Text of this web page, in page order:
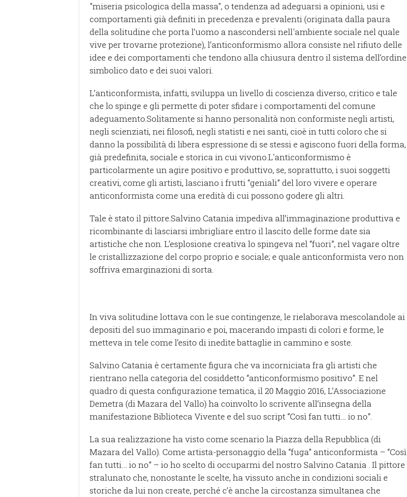
"miseria psicologica della massa", o tendenza ad adeguarsi a opinioni, usi e
comportamenti già definiti in precedenza e prevalenti (originata dalla paura
della solitudine che porta l’uomo a nascondersi nell'ambiente sociale nel quale
vive per trovarne protezione), l’anticonformismo allora consiste nel rifiuto delle
idee e dei comportamenti che tendono alla chiusura dentro il sistema dell’ordine
simbolico dato e dei suoi valori.
L’anticonformista, infatti, sviluppa un livello di coscienza diverso, critico e tale
che lo spinge e gli permette di poter sfidare i comportamenti del comune
adeguamento.Solitamente si hanno personalità non conformiste negli artisti,
negli scienziati, nei filosofi, negli statisti e nei santi, cioè in tutti coloro che si
danno la possibilità di libera espressione di se stessi e agiscono fuori della forma,
già predefinita, sociale e storica in cui vivono.L'anticonformismo è
particolarmente un agire positivo e produttivo, se, soprattutto, i suoi soggetti
creativi, come gli artisti, lasciano i frutti “geniali” del loro vivere e operare
anticonformista come una eredità di cui possono godere gli altri.
Tale è stato il pittore.Salvino Catania impediva all’immaginazione produttiva e
ricombinante di lasciarsi imbrigliare entro il lascito delle forme date sia
artistiche che non. L’esplosione creativa lo spingeva nel “fuori”, nel vagare oltre
le cristallizzazione del corpo proprio e sociale; e quale anticonformista vero non
soffriva emarginazioni di sorta.
In viva solitudine lottava con le sue contingenze, le rielaborava mescolandole ai
depositi del suo immaginario e poi, macerando impasti di colori e forme, le
metteva in tele come l’esito di inedite battaglie in cammino e soste.
Salvino Catania è certamente figura che va incorniciata fra gli artisti che
rientrano nella categoria del cosiddetto “anticonformismo positivo”. E nel
quadro di questa configurazione tematica, il 20 Maggio 2016, L’Associazione
Demetra (di Mazara del Vallo) ha coinvolto lo scrivente all’insegna della
manifestazione Biblioteca Vivente e del suo script “Così fan tutti… io no”.
La sua realizzazione ha visto come scenario la Piazza della Repubblica (di
Mazara del Vallo). Come artista-personaggio della “fuga” anticonformista – “Così
fan tutti… io no” – io ho scelto di occuparmi del nostro Salvino Catania . Il pittore
stralunato che, nonostante le scelte, ha vissuto anche in condizioni sociali e
storiche da lui non create, perché c’è anche la circostanza simultanea che